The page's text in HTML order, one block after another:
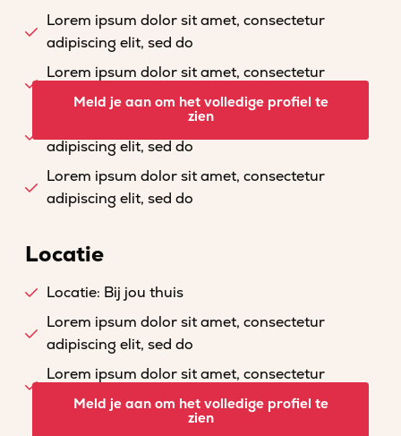
Lorem ipsum dolor sit amet, consectetur
adipiscing elit, sed do
Lorem ipsum dolor sit amet, consectetur
adipiscing elit, sed do
Lorem ipsum dolor sit amet, consectetur
adipiscing elit, sed do
Lorem ipsum dolor sit amet, consectetur
adipiscing elit, sed do
Meld je aan om het volledige profiel te
zien
Locatie
Locatie: Bij jou thuis
Lorem ipsum dolor sit amet, consectetur
adipiscing elit, sed do
Lorem ipsum dolor sit amet, consectetur
adipiscing elit, sed do
Lorem ipsum dolor sit amet, consectetur
Meld je aan om het volledige profiel te
zien